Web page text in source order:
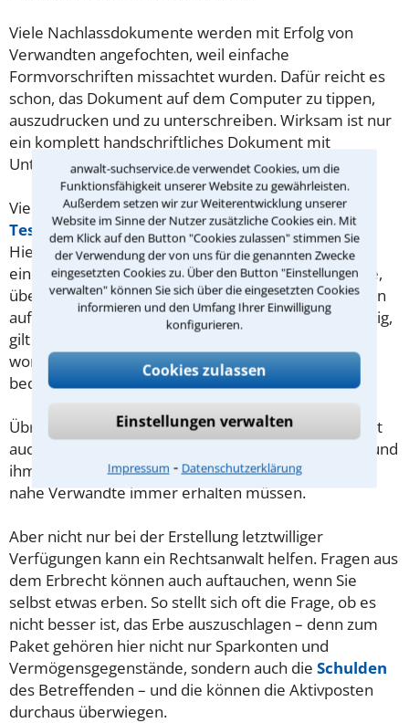
anwalt-suchservice.de verwendet Cookies, um die
Funktionsfähigkeit unserer Website zu gewährleisten.
Außerdem setzen wir zur Weiterentwicklung unserer
Website im Sinne der Nutzer zusätzliche Cookies ein. Mit
dem Klick auf den Button "Cookies zulassen" stimmen Sie
der Verwendung der von uns für die genannten Zwecke
eingesetzten Cookies zu. Über den Button "Einstellungen
verwalten" können Sie sich über die eingesetzten Cookies
informieren und den Umfang Ihrer Einwilligung
konfigurieren.
Cookies zulassen
Einstellungen verwalten
Impressum ⁃ Datenschutzerklärung
Viele Nachlassdokumente werden mit Erfolg von
Verwandten angefochten, weil einfache
Formvorschriften missachtet wurden. Dafür reicht es
schon, das Dokument auf dem Computer zu tippen,
auszudrucken und zu unterschreiben. Wirksam ist nur
ein komplett handschriftliches Dokument mit
Unterschrift, Ort und Datum.
Vielleicht möchten Sie auch ein gemeinschaftliches
Testamentmit Ihrem Ehepartner aufsetzen?
Hierzulande ist dies möglich. Allerdings gelten dafür
eine Reihe von Regeln und es gibt diverse Fallstricke,
über die Sie ein Rechtsanwalt für Erbrecht am besten
aufklären kann. Ist Ihre letztwillige Verfügung ungültig,
gilt die gesetzliche Erbfolge – und dann bekommt
womöglich jemand Ihr Geld, den Sie gar nicht
bedenken wollten.
Übrigens kann Sie ein im Erbrecht erfahrener Anwalt
auch darüber beraten, wie Sie jemanden enterben und
ihm womöglich auch denPflichtteilentziehen, den
nahe Verwandte immer erhalten müssen.
Aber nicht nur bei der Erstellung letztwilliger
Verfügungen kann ein Rechtsanwalt helfen. Fragen aus
dem Erbrecht können auch auftauchen, wenn Sie
selbst etwas erben. So stellt sich oft die Frage, ob es
nicht besser ist, das Erbe auszuschlagen – denn zum
Paket gehören hier nicht nur Sparkonten und
Vermögensgegenstände, sondern auch die Schulden
des Betreffenden – und die können die Aktivposten
durchaus überwiegen.